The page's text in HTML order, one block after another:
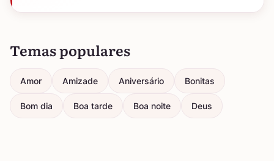
Temas populares
Amor Amizade Aniversário Bonitas
Bom dia Boa tarde Boa noite Deus